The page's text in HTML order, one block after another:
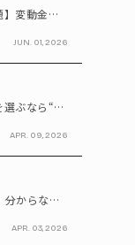
【住宅ローン借換問題】変動金利が上昇中!! 固定に借り換えるなら今が正解って本当? シミュレーションで比較してみよう
JUN. 01, 2026
これから住宅ローンを選ぶなら“固定vs変動”どちらが正解? 9割が利用したいと答えた「いま決めなくてもいい」ローンとは!?
APR. 09, 2026
「何が分からないか、分からない」から卒業！ SBIネオトレード証券で学ぶ、はじめての資産形成
APR. 03, 2026